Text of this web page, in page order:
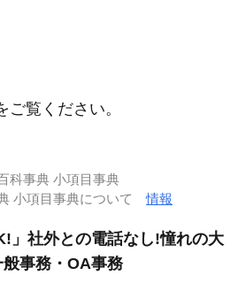
ご覧ください。
科事典 小項目事典
小項目事典について情報
」社外との電話なし!憧れの大
事務・OA事務